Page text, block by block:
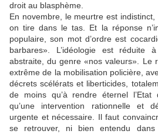
droit au blasphème.
En novembre, le meurtre est indistinct,
on tire dans le tas. Et la réponse
populaire, son mot d’ordre est
barbares». L’idéologie est réduite
abstraite, du genre «nos valeurs». Le
extrême de la mobilisation policière,
décrets scélérats et liberticides,
de moins qu’à rendre éternel l’Etat
qu’une intervention rationnelle et
urgente et nécessaire. Il faut
se retrouver, ni bien entendu